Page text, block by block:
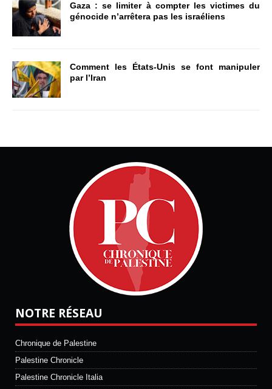
Gaza : se limiter à compter les victimes du
génocide n’arrêtera pas les israéliens
Comment les États-Unis se font manipuler
par l’Iran
NOTRE RÉSEAU
Chronique de Palestine
Palestine Chronicle
Palestine Chronicle Italia